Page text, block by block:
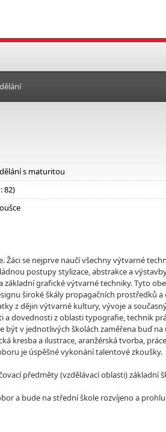
s maturitou
82)
Žáci se nejprve naučí všechny výtvarné
postupy stylizace, abstrakce a
grafické výtvarné techniky. Tyto
široké škály propagačních prostředků
z dějin výtvarné kultury, vývoje a
a dovednosti z oblasti typografie, technik
být v jednotlivých školách zaměřena buď
kresba a ilustrace, aranžérská tvorba,
je úspěšné vykonání talentové zkoušky.
předměty (vzdělávací oblasti) základní
a bude na střední škole rozvíjeno a